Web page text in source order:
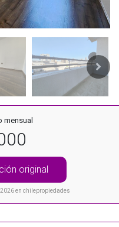
mensual
original
en chilepropiedades